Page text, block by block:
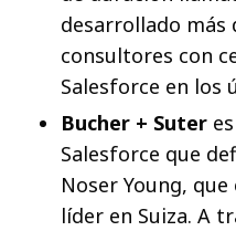
desarrollado más
consultores con
Salesforce en los
Bucher + Suter
Salesforce que
Noser Young,
líder en Suiza. A